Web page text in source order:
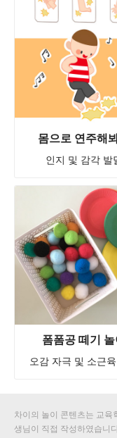
몸으로 연주해
인지 및 감각 발
폼폼공 떼기
오감 자극 및 소근
차이의 놀이 콘텐츠는 교육
생님이 직접 작성하였습니